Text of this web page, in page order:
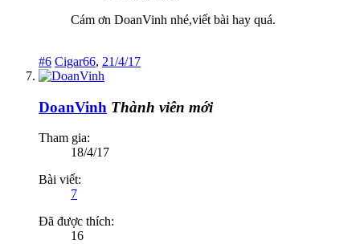
Cám ơn DoanVinh nhé,viết bài hay quá.
#6 Cigar66, 21/4/17
DoanVinh Thành viên mới
Tham gia:
18/4/17
Bài viết:
7
Đã được thích:
16